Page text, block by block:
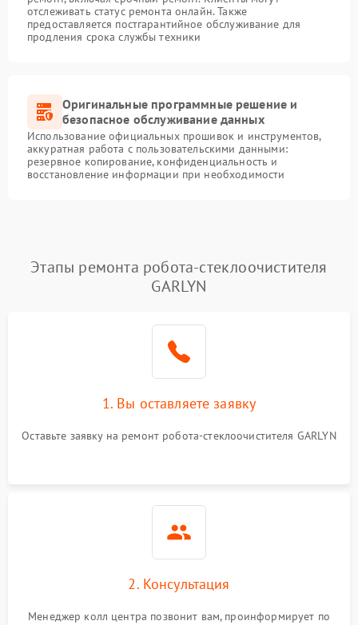
отслеживать статус ремонта онлайн. Также
предоставляется постгарантийное обслуживание для
продления срока службы техники
Оригинальные программные решение и
безопасное обслуживание данных
Использование официальных прошивок и инструментов,
аккуратная работа с пользовательскими данными:
резервное копирование, конфиденциальность и
восстановление информации при необходимости
Этапы ремонта робота-стеклоочистителя
GARLYN
1. Вы оставляете заявку
Оставьте заявку на ремонт робота-стеклоочистителя GARLYN
2. Консультация
Менеджер колл центра позвонит вам, проинформирует по